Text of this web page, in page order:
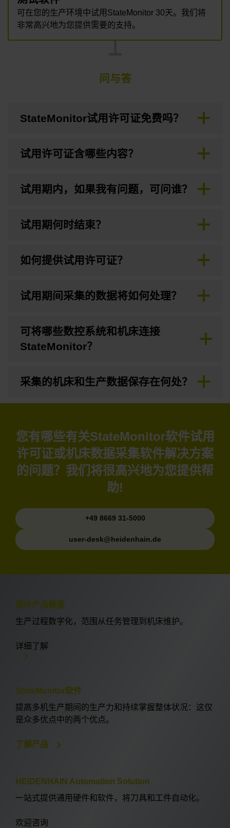
可在您的生产环境中试用StateMonitor 30天。我们将
非常高兴地为您提供需要的支持。
问与答
StateMonitor试用许可证免费吗？
试用许可证含哪些内容？
试用期内，如果我有问题，可问谁？
试用期何时结束？
如何提供试用许可证？
试用期间采集的数据将如何处理？
可将哪些数控系统和机床连接
StateMonitor？
采集的机床和生产数据保存在何处？
您有哪些有关StateMonitor软件试用
许可证或机床数据采集软件解决方案
的问题？我们将很高兴地为您提供帮
助!
+49 8669 31-5000
user-desk@heidenhain.de
软件产品概要
生产过程数字化，范围从任务管理到机床维护。
详细了解
StateMonitor软件
提高多机生产期间的生产力和持续掌握整体状况：这仅
是众多优点中的两个优点。
了解产品
HEIDENHAIN Automation Solution
一站式提供通用硬件和软件，将刀具和工件自动化。
欢迎咨询